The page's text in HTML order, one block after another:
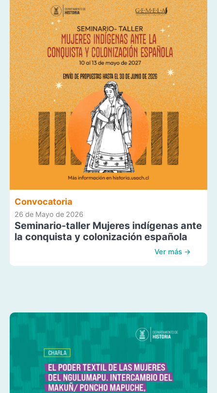
Convocatoria
26 de Mayo de 2026
Seminario-taller Mujeres indígenas ante
la conquista y colonización española
Ver más →